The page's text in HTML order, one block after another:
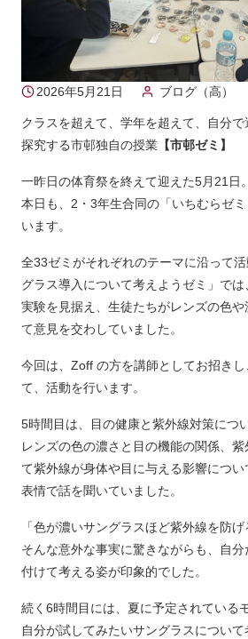
2026年5月21日 ブログ（高）
クラスを超えて、学年を超えて、自分
探究する市邨独自の授業 【市邨ゼミ】
一昨日の体育祭を終えて迎えた5月21日。
本日も、2・3年生合同の「いちむらゼ
います。
全33ゼミがそれぞれのテーマに沿って
グラス導入について考えようゼミ」で
実験を見据え、生徒たちがレンズの色
て意見を交わしていました。
今回は、Zoff の方を講師としてお招き
て、活動を行います。
5時間目は、目の健康と紫外線対策につ
レンズの色の濃さと目の機能の関係、
て紫外線が身体や目に与える影響につ
表情で話を聞いていました。
「色が濃いサングラスほど紫外線を防げ
そんな意外な事実に驚きながらも、自
付けて考える姿が印象的でした。
続く6時間目には、夏に予定されている
自分が試してみたいサングラスについ